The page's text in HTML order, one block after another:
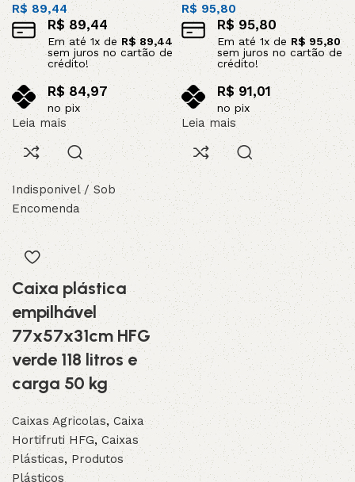
R$ 89,44
R$89,44
Em até 1x de R$89,44
sem juros no cartão de
crédito!
R$84,97
no pix
Leia mais
R$ 95,80
R$95,80
Em até1x de R$ 95,80
sem juros no cartão de
crédito!
R$91,01
no pix
Leia mais
Indisponivel / Sob
Encomenda
Caixa plástica
empilhável
77x57x31cm HFG
verde 118 litros e
carga 50 kg
Caixas Agricolas,Caixa
Hortifruti HFG, Caixas
Plásticas, Produtos
Plásticos